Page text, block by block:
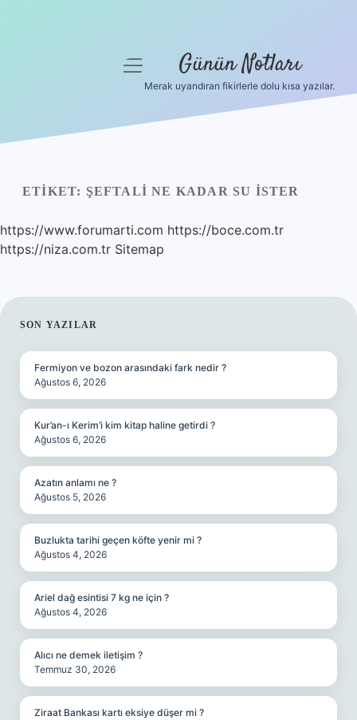
Yasal Uyarı
Hakkımızda
menüyü
Günün Notları
Merak uyandıran fikirlerle dolu kısa yazılar.
ETIKET: ŞEFTALI NE KADAR SU ISTER
https://www.forumarti.com https://boce.com.tr
https://niza.com.tr Sitemap
SIDEBAR
SON YAZILAR
Fermiyon ve bozon arasındaki fark nedir ?
Ağustos 6, 2026
Kur’an-ı Kerim’i kim kitap haline getirdi ?
Ağustos 6, 2026
Azatın anlamı ne ?
Ağustos 5, 2026
Buzlukta tarihi geçen köfte yenir mi ?
Ağustos 4, 2026
Ariel dağ esintisi 7 kg ne için ?
Ağustos 4, 2026
Alıcı ne demek iletişim ?
Temmuz 30, 2026
Ziraat Bankası kartı eksiye düşer mi ?